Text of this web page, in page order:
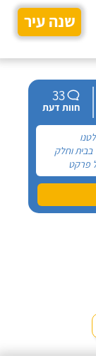
שנה עיר
33
חוות דעת
בבית וחלק
פרקט
מעל
קנינו
חיצונית